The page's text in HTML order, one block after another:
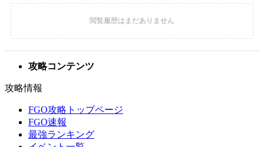
攻略コンテンツ
攻略情報
FGO攻略トップページ
FGO速報
最強ランキング